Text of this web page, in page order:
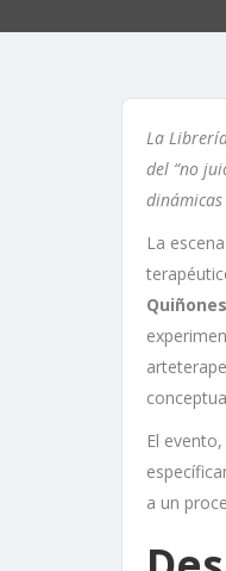
La
del “no
La
Quiñones
El
a un